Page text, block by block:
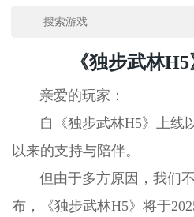
《独步武林
亲爱的玩家：
自《独步武林H5》上线
以来的支持与陪伴。
但由于多方原因，我们
布，《独步武林H5》将于